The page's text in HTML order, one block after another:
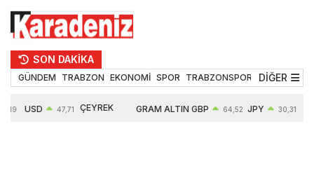
SON DAKİKA
GÜNDEM TRABZON EKONOMİ SPOR TRABZONSPOR TEKNOLOJİ
DİĞER
USD 47,71 ÇEYREK GRAM ALTIN GBP 64,52 JPY 30,31 EUR